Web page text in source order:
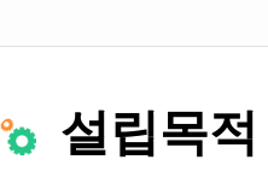
설립목적